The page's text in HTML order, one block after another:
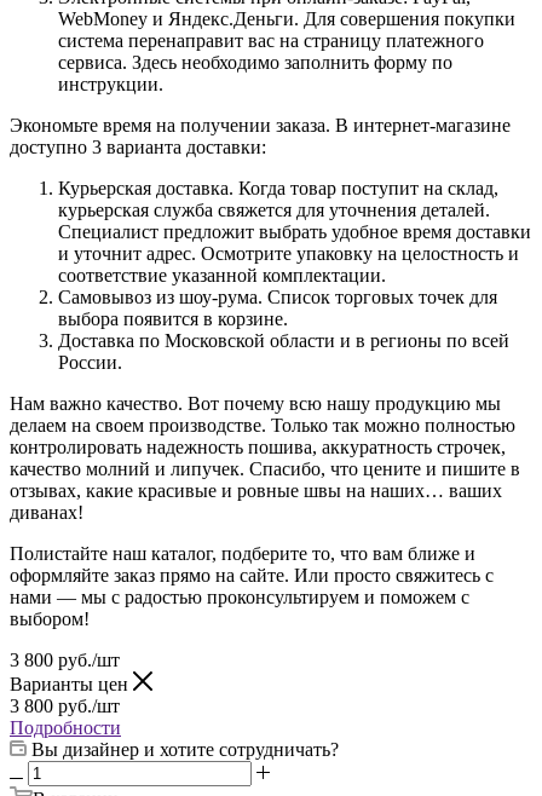
WebMoney и Яндекс.Деньги. Для совершения покупки
система перенаправит вас на страницу платежного
сервиса. Здесь необходимо заполнить форму по
инструкции.
Экономьте время на получении заказа. В интернет-магазине
доступно 3 варианта доставки:
Курьерская доставка. Когда товар поступит на склад,
курьерская служба свяжется для уточнения деталей.
Специалист предложит выбрать удобное время доставки
и уточнит адрес. Осмотрите упаковку на целостность и
соответствие указанной комплектации.
Самовывоз из шоу-рума. Список торговых точек для
выбора появится в корзине.
Доставка по Московской области и в регионы по всей
России.
Нам важно качество. Вот почему всю нашу продукцию мы
делаем на своем производстве. Только так можно полностью
контролировать надежность пошива, аккуратность строчек,
качество молний и липучек. Спасибо, что цените и пишите в
отзывах, какие красивые и ровные швы на наших… ваших
диванах!
Полистайте наш каталог, подберите то, что вам ближе и
оформляйте заказ прямо на сайте. Или просто свяжитесь с
нами — мы с радостью проконсультируем и поможем с
выбором!
3 800 руб./шт
Варианты цен
3 800 руб./шт
Подробности
Вы дизайнер и хотите сотрудничать?